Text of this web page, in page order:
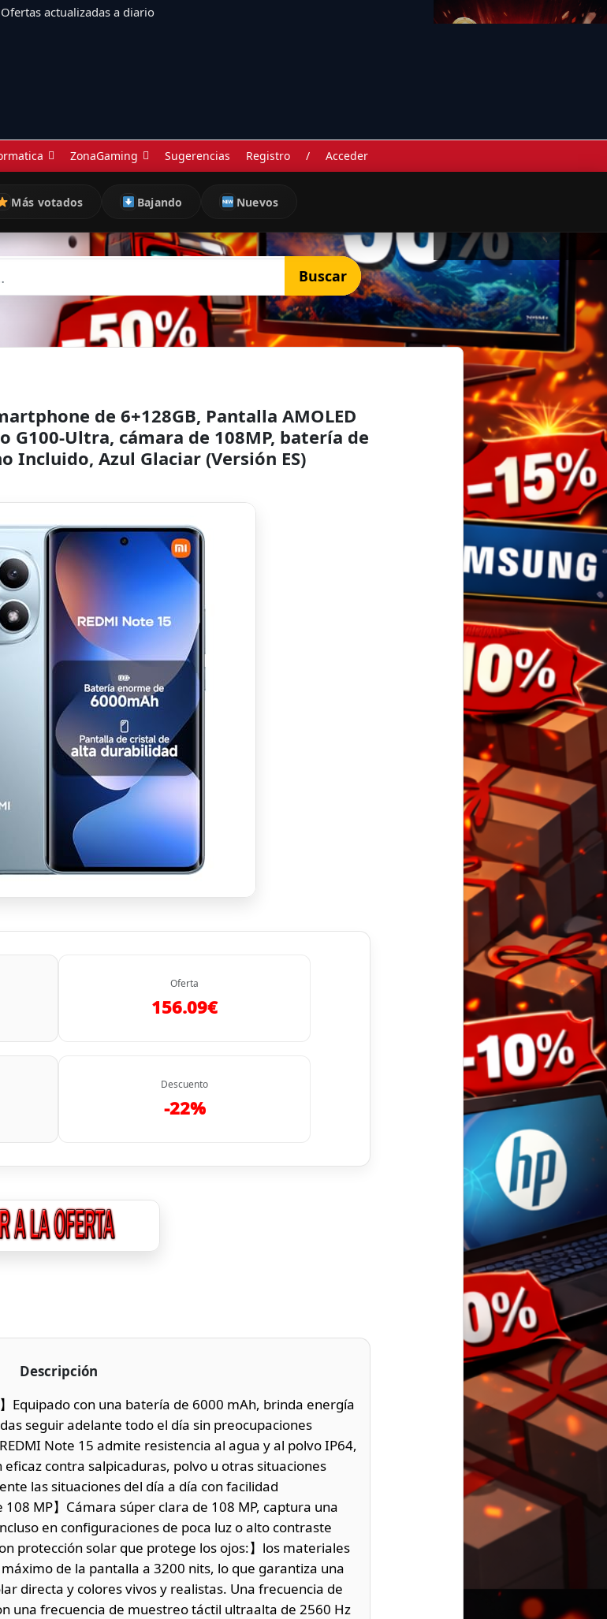
Ofertas actualizadas a diario
ZonaGaming Sugerencias Registro / Acceder
Más votados Bajando Nuevos
Buscar
de 6+128GB, Pantalla AMOLED
G100-Ultra, cámara de 108MP, batería de
Incluido, Azul Glaciar (Versión ES)
Oferta
156.09€
Descuento
-22%
Descripción
Equipado con una batería de 6000 mAh, brinda energía
seguir adelante todo el día sin preocupaciones
Note 15 admite resistencia al agua y al polvo IP64,
contra salpicaduras, polvo u otras situaciones
las situaciones del día a día con facilidad
108 MP】Cámara súper clara de 108 MP, captura una
en configuraciones de poca luz o alto contraste
protección solar que protege los ojos:】los materiales
de la pantalla a 3200 nits, lo que garantiza una
directa y colores vivos y realistas. Una frecuencia de
una frecuencia de muestreo táctil ultraalta de 2560 Hz